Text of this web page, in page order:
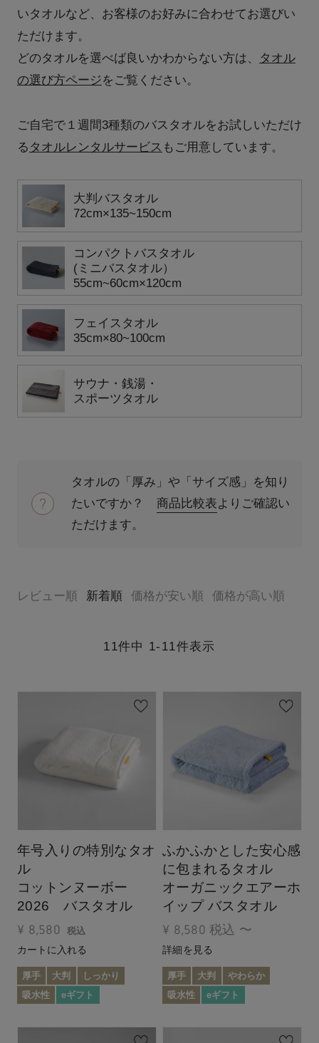
いタオルなど、お客様のお好みに合わせてお選びい
ただけます。
どのタオルを選べば良いかわからない方は、
タオル
の選び方ページをご覧ください。
ご自宅で１週間3種類のバスタオルをお試しいただけ
る タオルレンタルサービス もご用意しています。
大判バスタオル
72cm×135~150cm
コンパクトバスタオル
(ミニバスタオル）
55cm~60cm×120cm
フェイスタオル
35cm×80~100cm
サウナ・銭湯・
スポーツタオル
タオルの「厚み」や「サイズ感」を知り
たいですか？
商品比較表よりご確認い
ただけます。
レビュー順 新着順 価格が安い順 価格が高い順
11件中 1- 11件表示
年号入りの特別なタオ
ル
コットンヌーボー
2026 バスタオル
¥ 8,580 税込
カートに入れる
厚手 大判
しっかり
吸水性
eギフト
ふかふかとした安心感
に包まれるタオル
オーガニックエアーホ
イップ バスタオル
¥ 8,580 税込 〜
詳細を見る
厚手 大判
やわらか
吸水性
eギフト